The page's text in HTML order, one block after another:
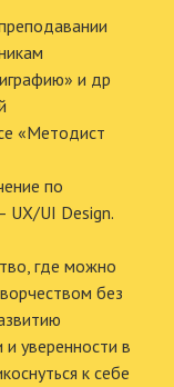
и др
«Методист
по
UX/UI Design.
где можно
без
уверенности в
к себе